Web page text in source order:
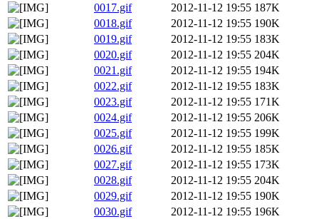
0017.gif
2012-11-12 19:55 187K
0018.gif
2012-11-12 19:55 190K
0019.gif
2012-11-12 19:55 183K
0020.gif
2012-11-12 19:55 204K
0021.gif
2012-11-12 19:55 194K
0022.gif
2012-11-12 19:55 183K
0023.gif
2012-11-12 19:55 171K
0024.gif
2012-11-12 19:55 206K
0025.gif
2012-11-12 19:55 199K
0026.gif
2012-11-12 19:55 185K
0027.gif
2012-11-12 19:55 173K
0028.gif
2012-11-12 19:55 204K
0029.gif
2012-11-12 19:55 190K
0030.gif
2012-11-12 19:55 196K